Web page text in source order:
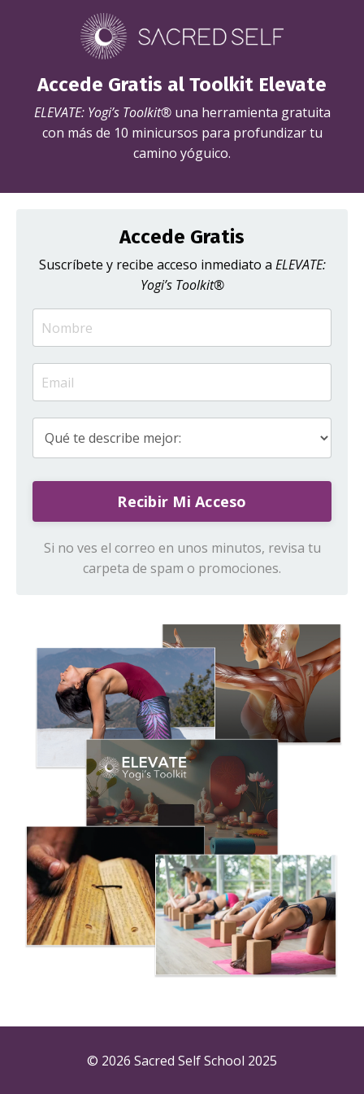
Accede Gratis al Toolkit Elevate
ELEVATE: Yogi’s Toolkit®una herramienta gratuita
con más de 10 minicursos para profundizar tu
camino yóguico.
Accede Gratis
Suscríbete y recibe acceso inmediato a ELEVATE:
Yogi’s Toolkit®
Recibir Mi Acceso
Si no ves el correo en unos minutos, revisa tu
carpeta de spam o promociones.
© 2026 Sacred Self School 2025